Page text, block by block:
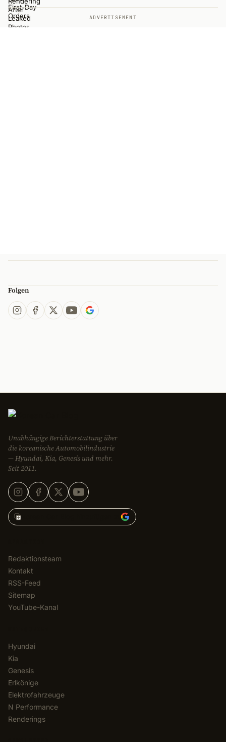
ADVERTISEMENT
Folgen
Unabhängige Berichterstattung über
die koreanische Automobilindustrie
— Hyundai, Kia, Genesis und mehr.
Seit 2011.
Korean Car Blog hinzufügen zu
Redaktionsteam
Kontakt
RSS-Feed
Sitemap
YouTube-Kanal
Hyundai
Kia
Genesis
Erlkönige
Elektrofahrzeuge
N Performance
Renderings